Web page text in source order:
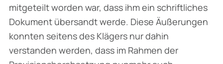
mitgeteilt worden war, dass ihm ein schriftliches
Dokument übersandt werde. Diese Äußerungen
konnten seitens des Klägers nur dahin
verstanden werden, dass im Rahmen der